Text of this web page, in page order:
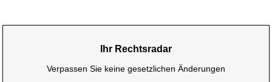
Ihr Rechtsradar
Verpassen Sie keine gesetzlichen Änderungen